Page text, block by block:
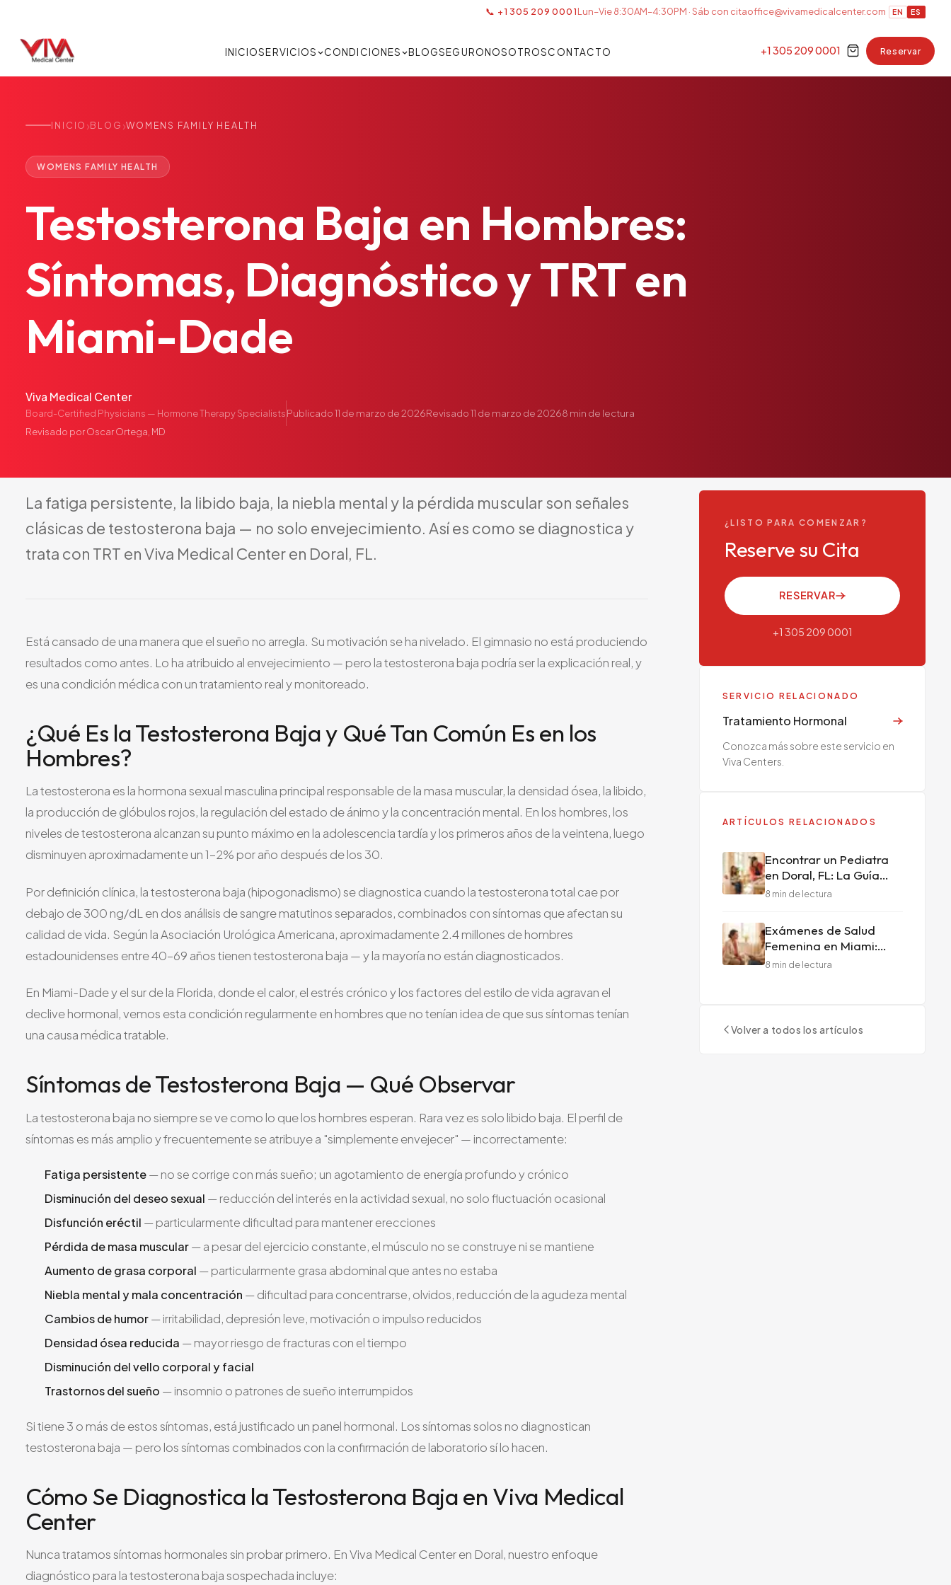
📞 +1 305 209 0001Lun–Vie 8:30AM–4:30PM · Sáb con citaoffice@vivamedicalcenter.com EN ES
INICIOSERVICIOS CONDICIONES BLOGSEGURONOSOTROSCONTACTO +1 305 209 0001 Reservar
INICIO ›BLOG ›WOMENS FAMILY HEALTH
WOMENS FAMILY HEALTH
Testosterona Baja en Hombres:
Síntomas, DiagnósticoyTRTen
Miami-Dade
Viva Medical Center
Board-Certified Physicians — Hormone Therapy Specialists
Revisado porOscar Ortega, MD
Publicado11 de marzo de 2026Revisado11 de marzo de 20268 min de lectura
La fatiga persistente, la libido baja, la niebla mental y la pérdida muscularson señales
clásicas de testosterona baja — no solo envejecimiento. Asíes como se diagnostica y
trata con TRT enViva Medical Centeren Doral, FL.
Está cansado de una manera que el sueño no arregla. Su motivación se ha nivelado. El gimnasio no está produciendo
resultados como antes. Lo ha atribuido al envejecimiento — pero la testosterona baja podría ser la explicación real, y
es una condición médica con un tratamiento real y monitoreado.
¿Qué Es la Testosterona Baja y Qué Tan Común Es en los
Hombres?
La testosterona es la hormona sexual masculina principal responsable de la masa muscular, la densidad ósea, la libido,
la producción de glóbulos rojos, la regulación del estado de ánimo y la concentración mental. En los hombres, los
niveles de testosterona alcanzan su punto máximo en la adolescencia tardía y los primeros años de la veintena, luego
disminuyen aproximadamente un 1-2% por año después de los 30.
Por definición clínica, la testosterona baja (hipogonadismo) se diagnostica cuando la testosterona total cae por
debajo de 300 ng/dL en dos análisis de sangre matutinos separados, combinados con síntomas que afectan su
calidad de vida. Según la Asociación Urológica Americana, aproximadamente 2.4 millones de hombres
estadounidenses entre 40-69 años tienen testosterona baja — y la mayoría no están diagnosticados.
En Miami-Dade y el sur de la Florida, donde el calor, el estrés crónico y los factores del estilo de vida agravan el
declive hormonal, vemos esta condición regularmente en hombres que no tenían idea de que sus síntomas tenían
una causa médica tratable.
Síntomas de Testosterona Baja — Qué Observar
La testosterona baja no siempre se ve como lo que los hombres esperan. Rara vez es solo libido baja. El perfil de
síntomas es más amplio y frecuentemente se atribuye a "simplemente envejecer" — incorrectamente:
Fatiga persistente— no se corrige con más sueño; un agotamiento de energía profundo y crónico
Disminución del deseo sexual — reducción del interés en la actividad sexual, no solo fluctuación ocasional
Disfunción eréctil — particularmente dificultad para mantener erecciones
Pérdida de masa muscular— a pesar del ejercicio constante, el músculo no se construye ni se mantiene
Aumento de grasa corporal — particularmente grasa abdominal que antes no estaba
Niebla mental y mala concentración — dificultad para concentrarse, olvidos, reducción de la agudeza mental
Cambios de humor— irritabilidad, depresión leve, motivación o impulso reducidos
Densidad ósea reducida — mayor riesgo de fracturas con el tiempo
Disminución del vello corporal y facial
Trastornos del sueño — insomnio o patrones de sueño interrumpidos
Si tiene 3 o más de estos síntomas, está justificado un panel hormonal. Los síntomas solos no diagnostican
testosterona baja — pero los síntomas combinados con la confirmación de laboratorio sí lo hacen.
Cómo Se Diagnostica la Testosterona Baja en Viva Medical
Center
Nunca tratamos síntomas hormonales sin probar primero. En Viva Medical Center en Doral, nuestro enfoque
diagnóstico para la testosterona baja sospechada incluye:
¿LISTO PARA COMENZAR?
Reserve su Cita
RESERVAR
+1 305 209 0001
SERVICIO RELACIONADO
Tratamiento Hormonal
Conozca más sobre este servicio en
Viva Centers.
ARTÍCULOS RELACIONADOS
Encontrar un Pediatra
en Doral, FL: La Guía
Completa para Padres
8 min de lectura
Exámenes de Salud
Femenina en Miami:
Qué Incluyen y Por Qué
8 min de lectura
Volver a todos los artículos